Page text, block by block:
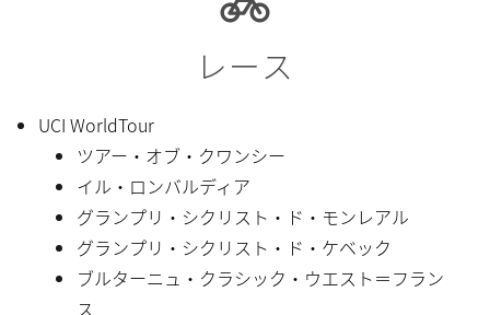
レース
UCI WorldTour
ツアー・オブ・クワンシー
イル・ロンバルディア
グランプリ・シクリスト・ド・モンレアル
グランプリ・シクリスト・ド・ケベック
ブルターニュ・クラシック・ウエスト＝フラン
ス